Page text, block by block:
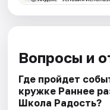
Вопросы и
Где пройдет
кружке Раннее
Школа Радость?